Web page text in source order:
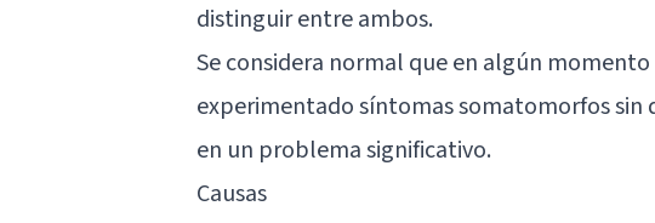
distinguir entre ambos.
Se considera normal que en algún
experimentado síntomas somatomorfos sin
en un problema significativo.
Causas